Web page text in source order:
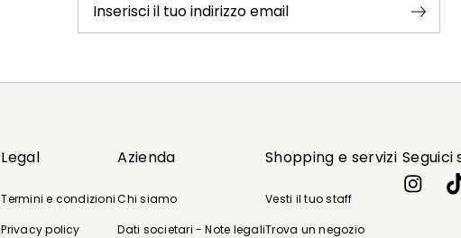
Inserisci il tuo indirizzo email
Legal
Termini e condizioni
Privacy policy
Azienda
Chi siamo
Dati societari - Note legali
Shopping e servizi
Vesti il tuo staff
Trova un negozio
Seguici